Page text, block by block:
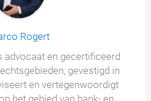
Rogert
advocaat en gecertificeerd
gevestigd in
en vertegenwoordigt
het gebied van bank- en